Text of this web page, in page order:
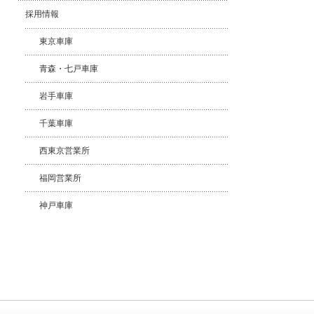
採用情報
東京車庫
青森・七戸車庫
岩手車庫
千葉車庫
西東京営業所
福岡営業所
神戸車庫